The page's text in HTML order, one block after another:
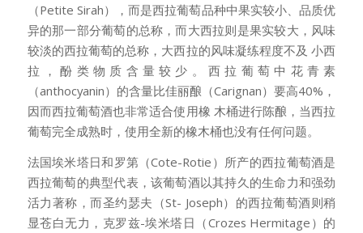
（Petite Sirah），而是西拉葡萄品种中果实较小、品质优
异的那一部分葡萄的总称，而大西拉则是果实较大，风味
较淡的西拉葡萄的总称，大西拉的风味凝练程度不及 小西
拉，酚类物质含量较少。西拉葡萄中花青素
（anthocyanin）的含量比佳丽酿（Carignan）要高40%，
因而西拉葡萄酒也非常适合使用橡 木桶进行陈酿，当西拉
葡萄完全成熟时，使用全新的橡木桶也没有任何问题。
法国埃米塔日和罗第（Cote-Rotie）所产的西拉葡萄酒是
西拉葡萄的典型代表，该葡萄酒以其持久的生命力和强劲
活力著称，而圣约瑟夫（St- Joseph）的西拉葡萄酒则稍
显苍白无力，克罗兹-埃米塔日（Crozes Hermitage）的